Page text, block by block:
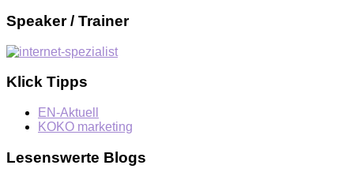
Speaker / Trainer
Klick Tipps
EN-Aktuell
KOKO marketing
Lesenswerte Blogs